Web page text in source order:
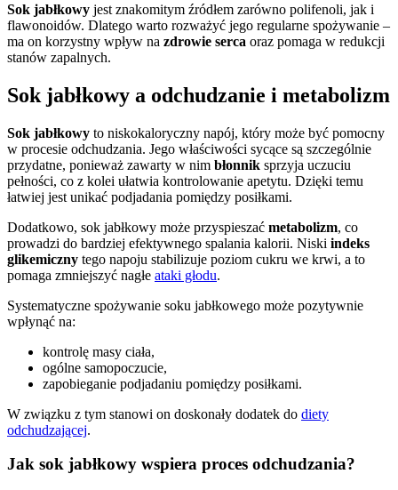
Sok jabłkowy jest znakomitym źródłem zarówno polifenoli, jak i
flawonoidów. Dlatego warto rozważyć jego regularne spożywanie –
ma on korzystny wpływ na zdrowie serca oraz pomaga w redukcji
stanów zapalnych.
Sok jabłkowy a odchudzanie i metabolizm
Sok jabłkowy to niskokaloryczny napój, który może być pomocny
w procesie odchudzania. Jego właściwości sycące są szczególnie
przydatne, ponieważ zawarty w nim błonnik sprzyja uczuciu
pełności, co z kolei ułatwia kontrolowanie apetytu. Dzięki temu
łatwiej jest unikać podjadania pomiędzy posiłkami.
Dodatkowo, sok jabłkowy może przyspieszać metabolizm, co
prowadzi do bardziej efektywnego spalania kalorii. Niski indeks
glikemiczny tego napoju stabilizuje poziom cukru we krwi, a to
pomaga zmniejszyć nagłe ataki głodu.
Systematyczne spożywanie soku jabłkowego może pozytywnie
wpłynąć na:
kontrolę masy ciała,
ogólne samopoczucie,
zapobieganie podjadaniu pomiędzy posiłkami.
W związku z tym stanowi on doskonały dodatek do diety
odchudzającej.
Jak sok jabłkowy wspiera proces odchudzania?